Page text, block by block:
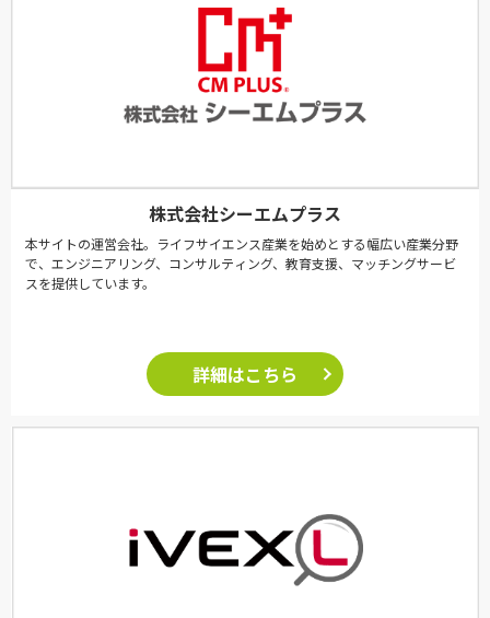
株式会社シーエムプラス
本サイトの運営会社。ライフサイエンス産業を始めとする幅広い産業分野
で、エンジニアリング、コンサルティング、教育支援、マッチングサービ
スを提供しています。
詳細はこちら